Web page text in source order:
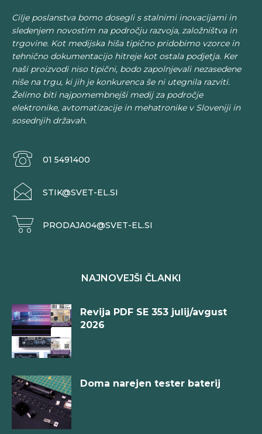
Cilje poslanstva bomo dosegli s stalnimi inovacijami in
sledenjem novostim na področju razvoja, založništva in
trgovine. Kot medijska hiša tipično pridobimo vzorce in
tehnično dokumentacijo hitreje kot ostala podjetja. Ker
naši proizvodi niso tipični, bodo zapolnjevali nezasedene
niše na trgu, ki jih je konkurenca še ni utegnila razviti.
Želimo biti najpomembnejši medij za področje
elektronike, avtomatizacije in mehatronike v Sloveniji in
sosednjih državah.
01 5491400
STIK@SVET-EL.SI
PRODAJA04@SVET-EL.SI
NAJNOVEJŠI ČLANKI
Revija PDF SE 353 julij/avgust
2026
Doma narejen tester baterij